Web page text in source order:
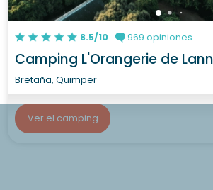
8.5/10 969 opiniones
Camping L'Orangerie de
Bretaña, Quimper
Ver el camping